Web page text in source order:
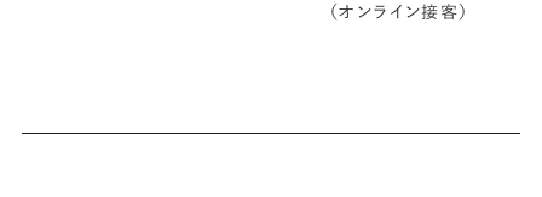
（オンライン接客）